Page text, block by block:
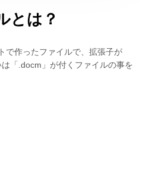
とは？
で作ったファイルで、拡張子が
は「.docm」が付くファイルの事を